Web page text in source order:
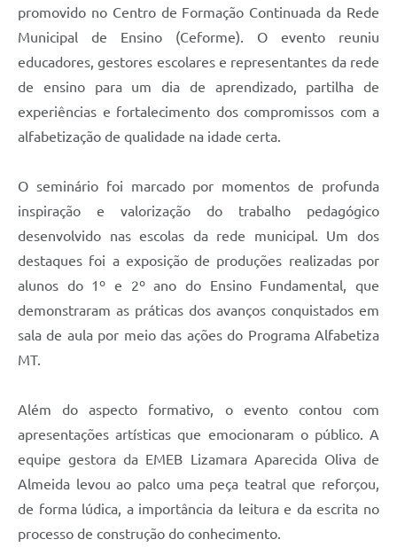
promovido no Centro de Formação Continuada da Rede
Municipal de Ensino (Ceforme). O evento reuniu
educadores, gestores escolares e representantes da rede
de ensino para um dia de aprendizado, partilha de
experiências e fortalecimento dos compromissos com a
alfabetização de qualidade na idade certa.
O seminário foi marcado por momentos de profunda
inspiração e valorização do trabalho pedagógico
desenvolvido nas escolas da rede municipal. Um dos
destaques foi a exposição de produções realizadas por
alunos do 1º e 2º ano do Ensino Fundamental, que
demonstraram as práticas dos avanços conquistados em
sala de aula por meio das ações do Programa Alfabetiza
MT.
Além do aspecto formativo, o evento contou com
apresentações artísticas que emocionaram o público. A
equipe gestora da EMEB Lizamara Aparecida Oliva de
Almeida levou ao palco uma peça teatral que reforçou,
de forma lúdica, a importância da leitura e da escrita no
processo de construção do conhecimento.